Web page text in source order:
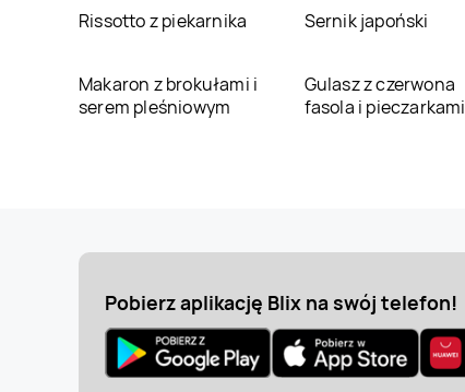
Rissotto z piekarnika Sernik japoński
Makaron z brokułami i
serem pleśniowym
Gulasz z czerwona
fasola i pieczarkami
Pobierz aplikację Blix na swój telefon!